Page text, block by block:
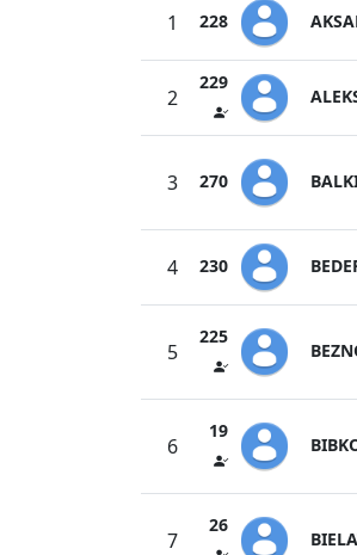
1 228
2
229
3 270
4 230
5
225
6
19
7
26